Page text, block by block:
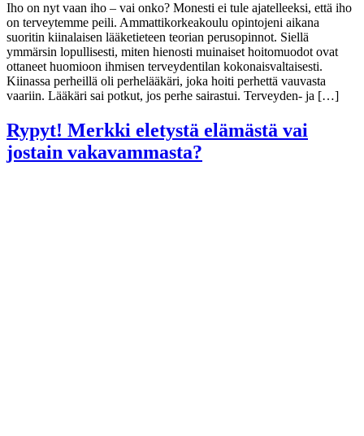
Iho on nyt vaan iho – vai onko? Monesti ei tule ajatelleeksi, että iho
on terveytemme peili. Ammattikorkeakoulu opintojeni aikana
suoritin kiinalaisen lääketieteen teorian perusopinnot. Siellä
ymmärsin lopullisesti, miten hienosti muinaiset hoitomuodot ovat
ottaneet huomioon ihmisen terveydentilan kokonaisvaltaisesti.
Kiinassa perheillä oli perhelääkäri, joka hoiti perhettä vauvasta
vaariin. Lääkäri sai potkut, jos perhe sairastui. Terveyden- ja […]
Rypyt! Merkki eletystä elämästä vai
jostain vakavammasta?